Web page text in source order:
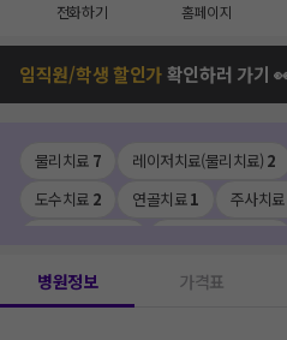
전화하기 홈페이지
임직원/학생 할인가확인하러 가기
물리치료 7 레이저치료(물리치료) 2
도수치료 2 연골치료1 주사치료
병원정보 가격표